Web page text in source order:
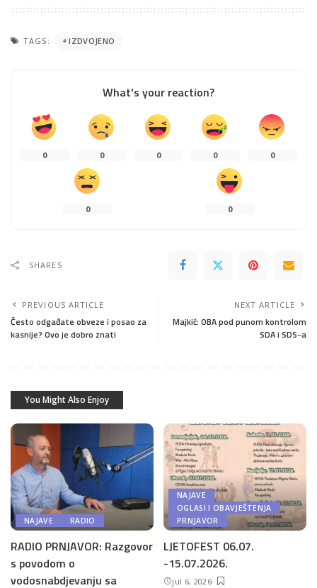
TAGS: IZDVOJENO
What's your reaction?
0 0 0 0 0
0 0
SHARES
PREVIOUS ARTICLE
Često odgađate obveze i posao za
kasnije? Ovo je dobro znati
NEXT ARTICLE
Majkić: OBA pod punom kontrolom
SDA i SDS-a
You Might Also Enjoy
NAJAVE RADIO
RADIO PRNJAVOR: Razgovor
s povodom o
vodosnabdjevanju sa
NAJAVE
OGLASI I OBAVJEŠTENJA
PRNJAVOR
LJETOFEST 06.07.
-15.07.2026.
jul 6, 2026